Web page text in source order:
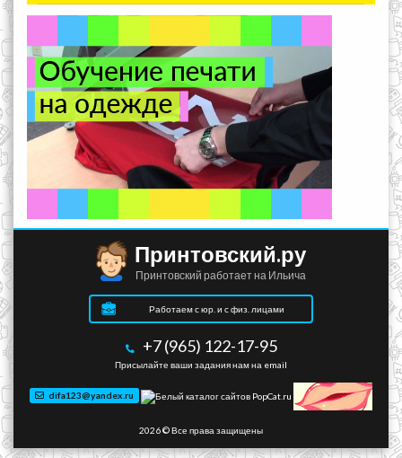
Принтовский.ру
Принтовский работает на Ильича
Работаем с юр. и с физ. лицами
+7 (965) 122-17-95
Присылайте ваши задания нам на email
difa123@yandex.ru
2026 © Все права защищены